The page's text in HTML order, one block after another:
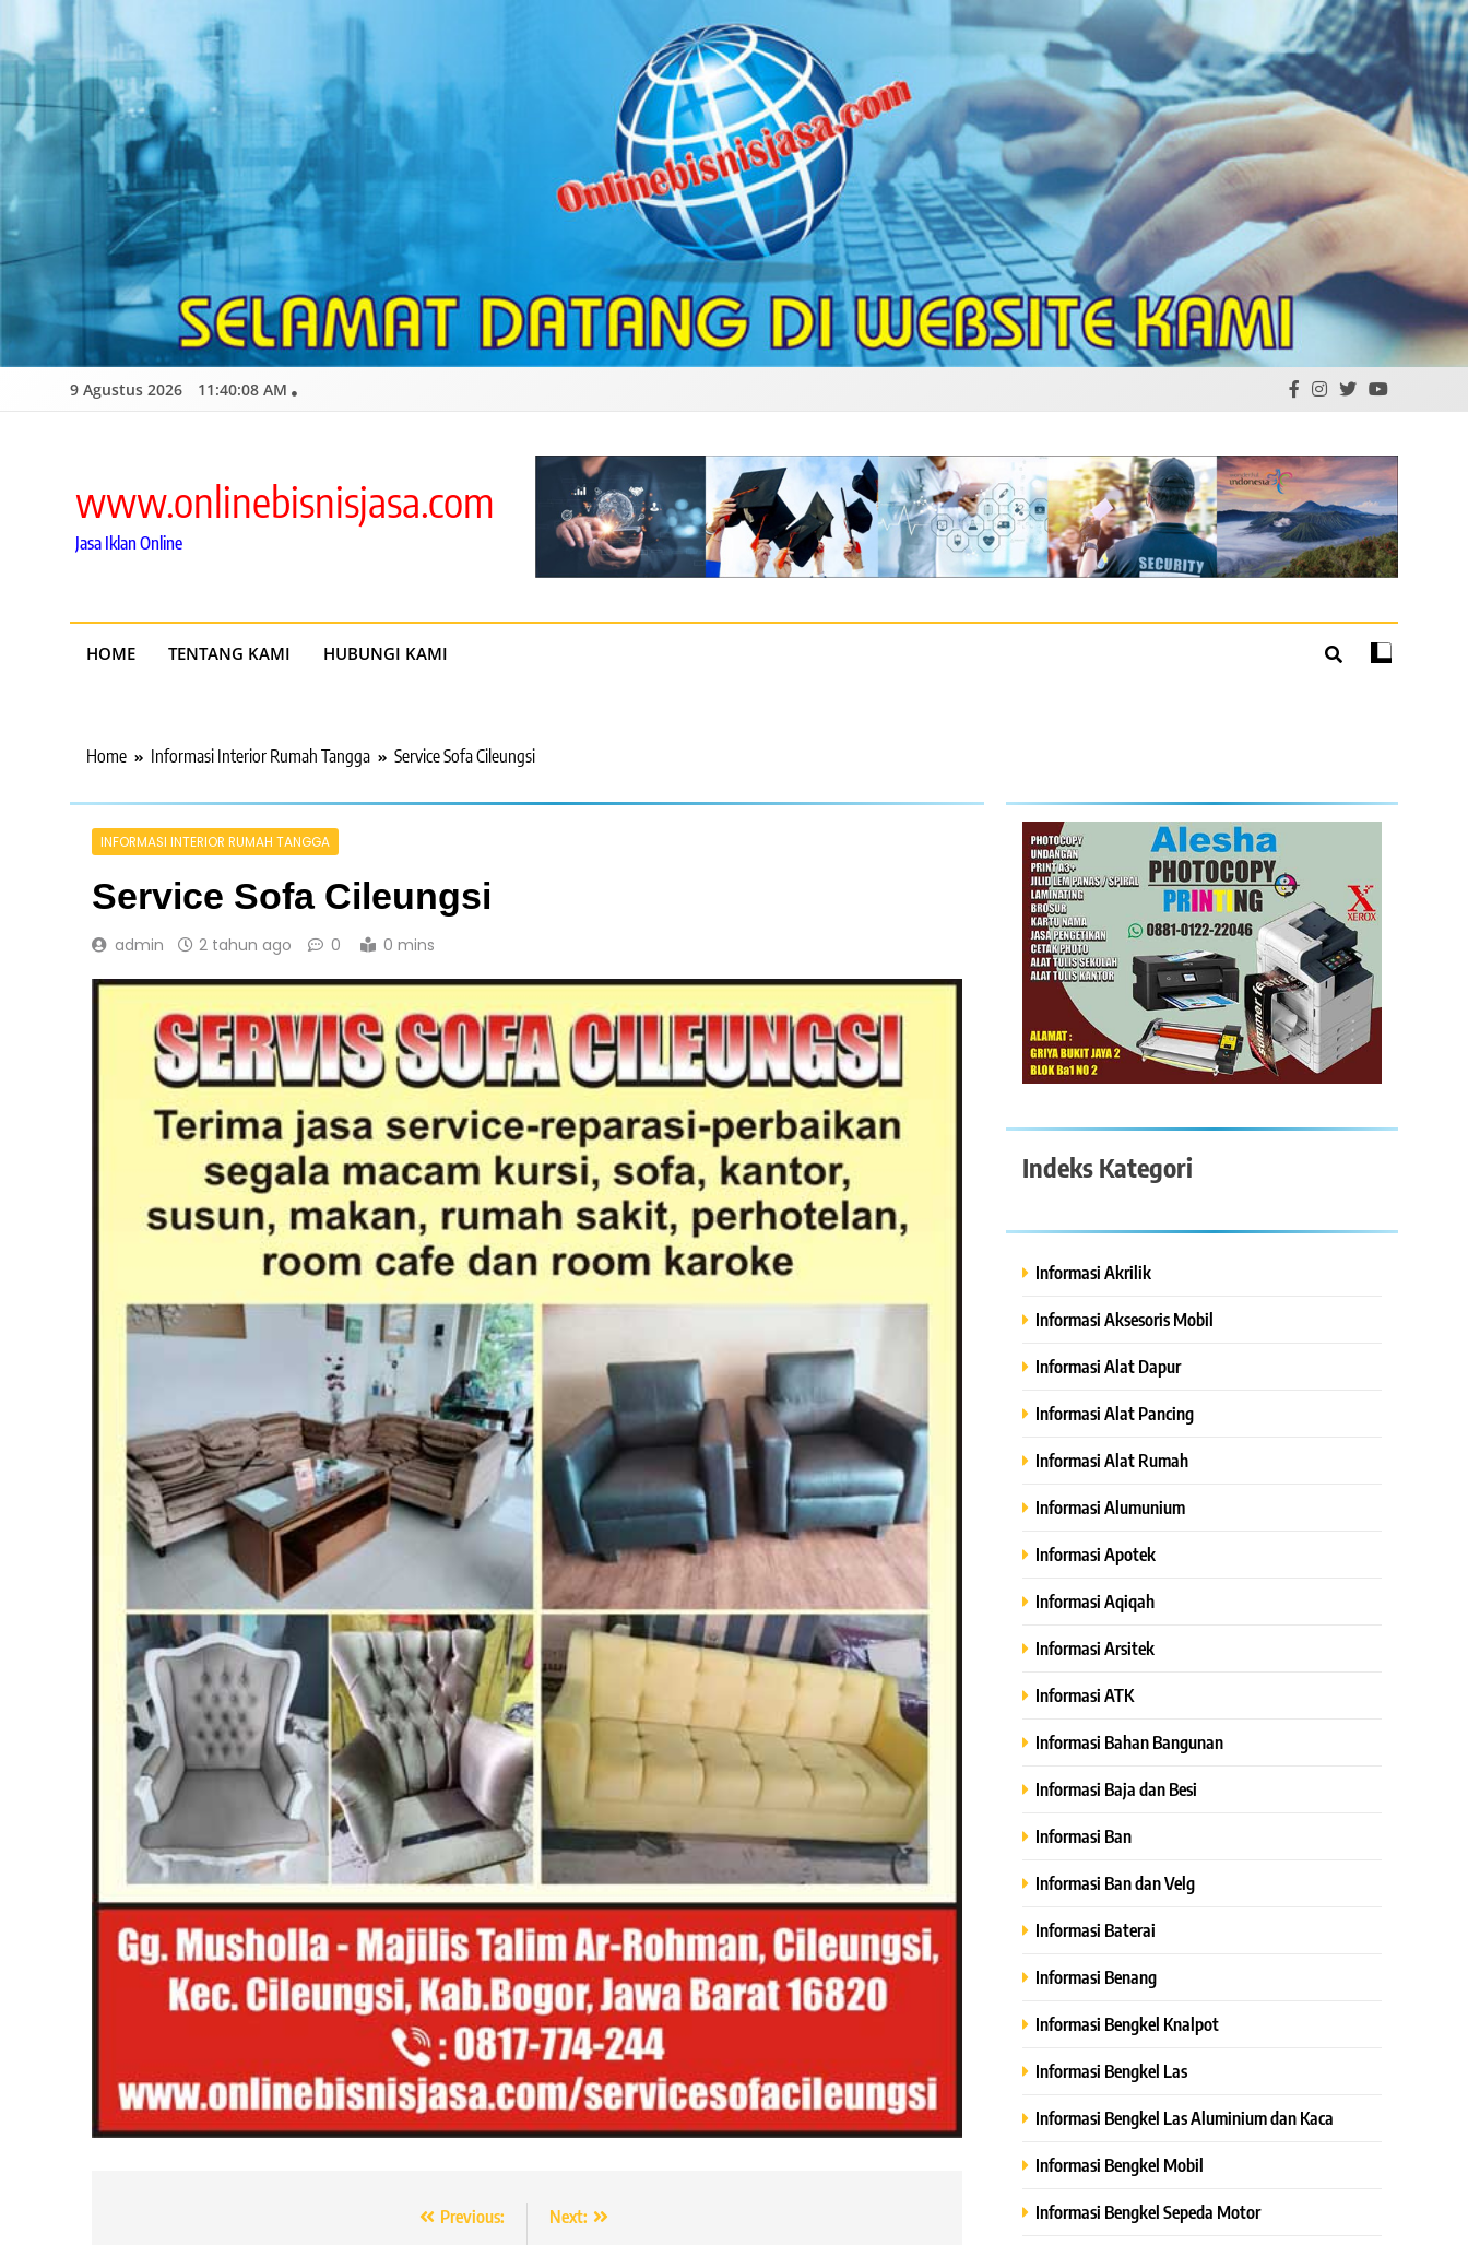
content
9 Agustus 2026 11:40:10 AM
www.onlinebisnisjasa.com
Jasa Iklan Online
HOME TENTANG KAMI HUBUNGI KAMI
Home Informasi Interior Rumah Tangga Service Sofa Cileungsi
INFORMASI INTERIOR RUMAH TANGGA
Service Sofa Cileungsi
admin 2 tahun ago 0 0 mins
Previous:
Next:
Indeks Kategori
Informasi Akrilik
Informasi Aksesoris Mobil
Informasi Alat Dapur
Informasi Alat Pancing
Informasi Alat Rumah
Informasi Alumunium
Informasi Apotek
Informasi Aqiqah
Informasi Arsitek
Informasi ATK
Informasi Bahan Bangunan
Informasi Baja dan Besi
Informasi Ban
Informasi Ban dan Velg
Informasi Baterai
Informasi Benang
Informasi Bengkel Knalpot
Informasi Bengkel Las
Informasi Bengkel Las Aluminium dan Kaca
Informasi Bengkel Mobil
Informasi Bengkel Sepeda Motor